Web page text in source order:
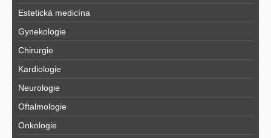
Estetická medicína
Gynekologie
Chirurgie
Kardiologie
Neurologie
Oftalmologie
Onkologie